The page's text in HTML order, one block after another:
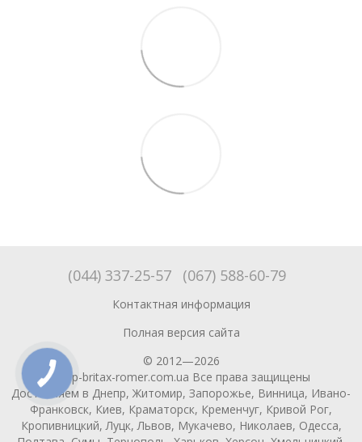
(044) 337-25-57 (067) 588-60-79
Контактная информация
Полная версия сайта
© 2012—2026
shop-britax-romer.com.ua Все права защищены
Доставляем в Днепр, Житомир, Запорожье, Винница, Ивано-
Франковск, Киев, Краматорск, Кременчуг, Кривой Рог,
Кропивницкий, Луцк, Львов, Мукачево, Николаев, Одесса,